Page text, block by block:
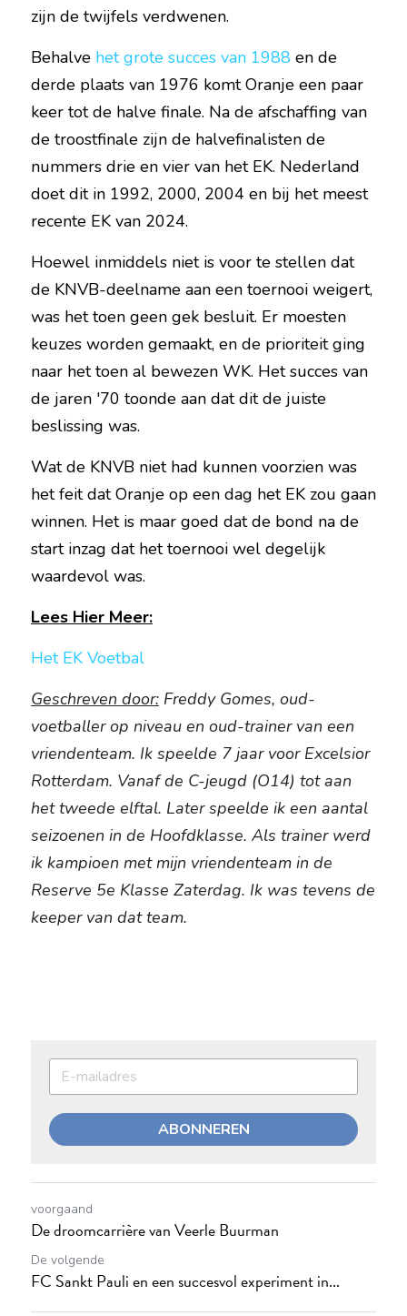
zijn de twijfels verdwenen.
Behalve het grote succes van 1988 en de
derde plaats van 1976 komt Oranje een paar
keer tot de halve finale. Na de afschaffing van
de troostfinale zijn de halvefinalisten de
nummers drie en vier van het EK. Nederland
doet dit in 1992, 2000, 2004 en bij het meest
recente EK van 2024.
Hoewel inmiddels niet is voor te stellen dat
de KNVB-deelname aan een toernooi weigert,
was het toen geen gek besluit. Er moesten
keuzes worden gemaakt, en de prioriteit ging
naar het toen al bewezen WK. Het succes van
de jaren '70 toonde aan dat dit de juiste
beslissing was.
Wat de KNVB niet had kunnen voorzien was
het feit dat Oranje op een dag het EK zou gaan
winnen. Het is maar goed dat de bond na de
start inzag dat het toernooi wel degelijk
waardevol was.
Lees Hier Meer:
Het EK Voetbal
Geschreven door: Freddy Gomes, oud-
voetballer op niveau en oud-trainer van een
vriendenteam. Ik speelde 7 jaar voor Excelsior
Rotterdam. Vanaf de C-jeugd (O14) tot aan
het tweede elftal. Later speelde ik een aantal
seizoenen in de Hoofdklasse. Als trainer werd
ik kampioen met mijn vriendenteam in de
Reserve 5e Klasse Zaterdag. Ik was tevens de
keeper van dat team.
ABONNEREN
voorgaand
De droomcarrière van Veerle Buurman
De volgende
FC Sankt Pauli en een succesvol experiment in...